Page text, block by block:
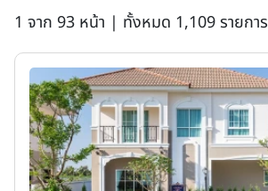
1 จาก 93 หน้า | ทั้งหมด 1,109 รายการ